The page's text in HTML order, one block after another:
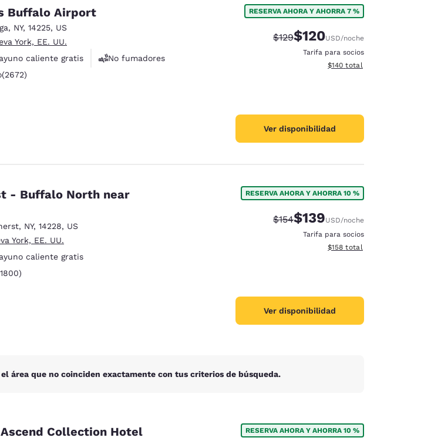
Español
Germany España
India
English
Buffalo Airport
, NY, 14225, US
York, EE. UU.
caliente gratis
No fumadores
Muy bueno. 2672 reseñas
(2672)
RESERVA AHORA Y AHORRA 7 %
Precio tachado:
$129Precio con descuento:
$120USD/noche
Tarifa para socios
Ver detalles del total
$140 total
Ver disponibilidad
- Buffalo North near
, NY, 14228, US
York, EE. UU.
caliente gratis
Excelente. 1800 reseñas
RESERVA AHORA Y AHORRA 10 %
Precio tachado:
$154Precio con descuento:
$139USD/noche
Tarifa para socios
Ver detalles del total
$158 total
Ver disponibilidad
área que no coinciden exactamente con tus criterios de búsqueda.
Collection Hotel RESERVA AHORA Y AHORRA 10 %